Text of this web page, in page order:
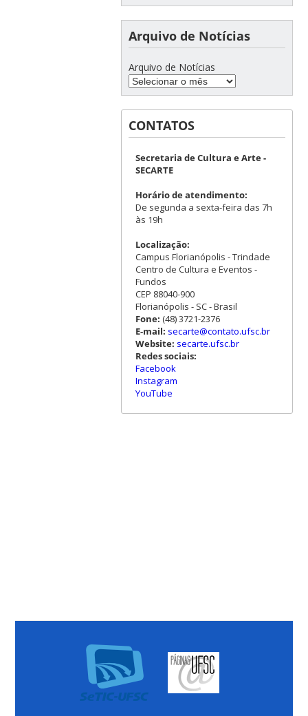
Arquivo de Notícias
Arquivo de Notícias
CONTATOS
Secretaria de Cultura e Arte -
SECARTE
Horário de atendimento:
De segunda a sexta-feira das 7h
às 19h
Localização:
Campus Florianópolis - Trindade
Centro de Cultura e Eventos -
Fundos
CEP 88040-900
Florianópolis - SC - Brasil
Fone: (48) 3721-2376
E-mail: secarte@contato.ufsc.br
Website: secarte.ufsc.br
Redes sociais:
Facebook
Instagram
YouTube